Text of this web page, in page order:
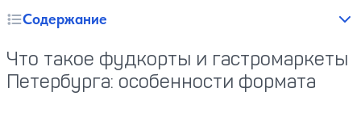
Содержание
Что такое фудкорты и гастромаркеты
Петербурга: особенности формата